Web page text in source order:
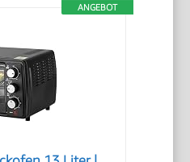
ANGEBOT